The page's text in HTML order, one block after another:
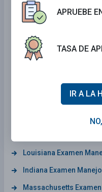
Colorado Examen
Montana Examen
Minnesota Examen
Missouri Examen
Louisiana Examen
Indiana Examen Manejo
Massachusetts
APRUEBE
TASA DE
IR A LA